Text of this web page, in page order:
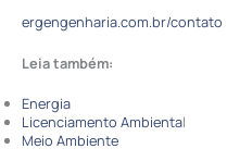
ergengenharia.com.br/contato
Leia também:
Energia
Licenciamento Ambiental
Meio Ambiente